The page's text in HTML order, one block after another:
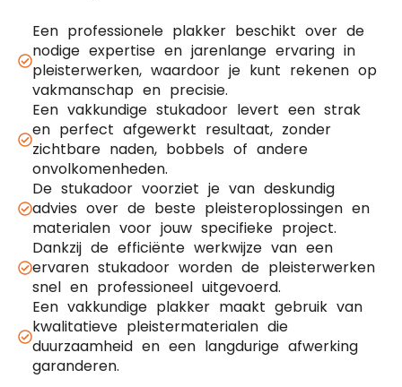
Een professionele plakker beschikt over de
nodige expertise en jarenlange ervaring in
pleisterwerken, waardoor je kunt rekenen op
vakmanschap en precisie.
Een vakkundige stukadoor levert een strak
en perfect afgewerkt resultaat, zonder
zichtbare naden, bobbels of andere
onvolkomenheden.
De stukadoor voorziet je van deskundig
advies over de beste pleisteroplossingen en
materialen voor jouw specifieke project.
Dankzij de efficiënte werkwijze van een
ervaren stukadoor worden de pleisterwerken
snel en professioneel uitgevoerd.
Een vakkundige plakker maakt gebruik van
kwalitatieve pleistermaterialen die
duurzaamheid en een langdurige afwerking
garanderen.